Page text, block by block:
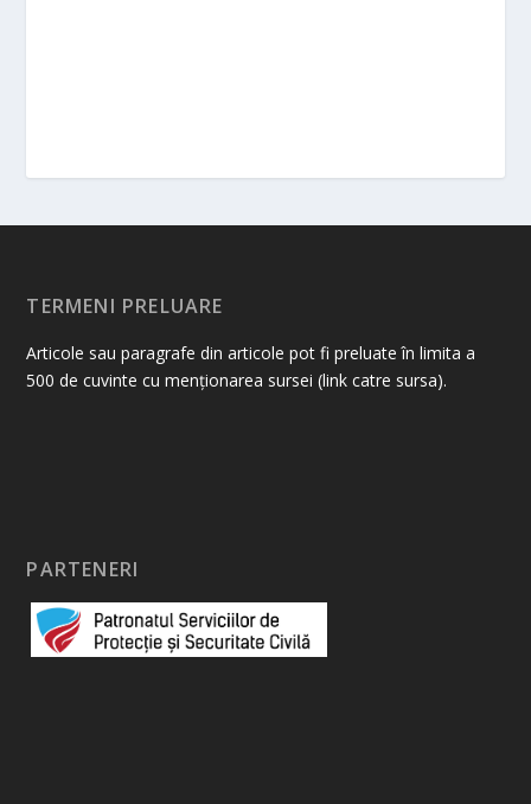
TERMENI PRELUARE
Articole sau paragrafe din articole pot fi preluate în limita a
500 de cuvinte cu menționarea sursei (link catre sursa).
PARTENERI